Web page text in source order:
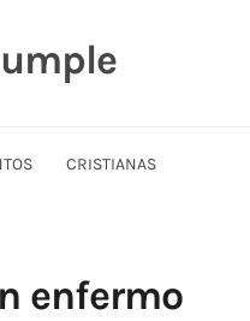
CRISTIANAS
enfermo